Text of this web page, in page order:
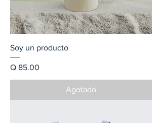
Soy un producto
Precio
Q 85.00
Agotado